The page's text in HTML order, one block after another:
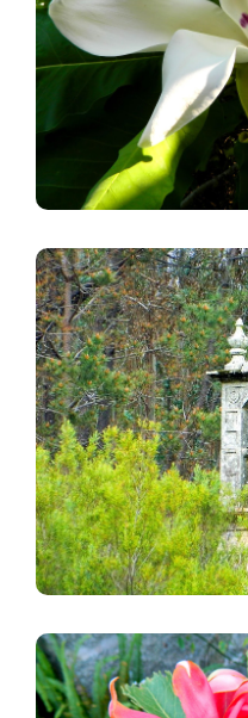
Imagen
Imagen